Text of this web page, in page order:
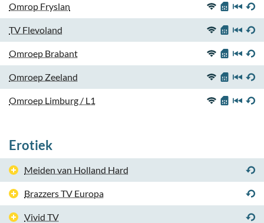
Omrop Fryslan
TV Flevoland
Omroep Brabant
Omroep Zeeland
Omroep Limburg / L1
Erotiek
Meiden van Holland Hard
Brazzers TV Europa
Vivid TV